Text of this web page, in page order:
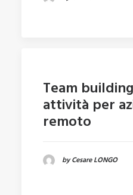
Team
attività per
remoto
by Cesare LONGO